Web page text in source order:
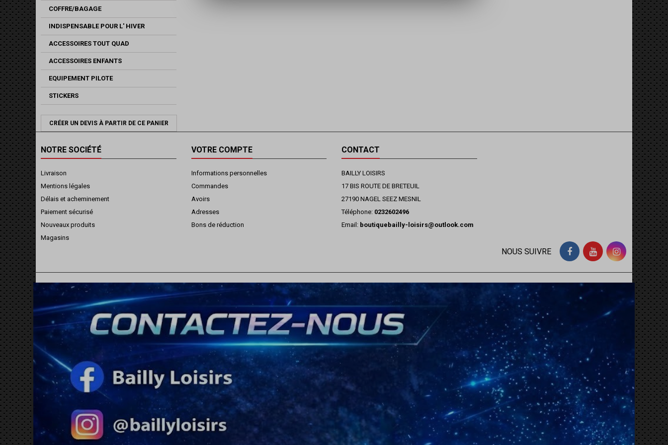
COFFRE/BAGAGE
INDISPENSABLE POUR L' HIVER
ACCESSOIRES TOUT QUAD
ACCESSOIRES ENFANTS
EQUIPEMENT PILOTE
STICKERS
CRÉER UN DEVIS À PARTIR DE CE PANIER
NOTRE SOCIÉTÉ
Livraison
Mentions légales
Délais et acheminement
Paiement sécurisé
Nouveaux produits
Magasins
VOTRE COMPTE
Informations personnelles
Commandes
Avoirs
Adresses
Bons de réduction
CONTACT
BAILLY LOISIRS
17 BIS ROUTE DE BRETEUIL
27190 NAGEL SEEZ MESNIL
Téléphone: 0232602496
Email: boutiquebailly-loisirs@outlook.com
NOUS SUIVRE